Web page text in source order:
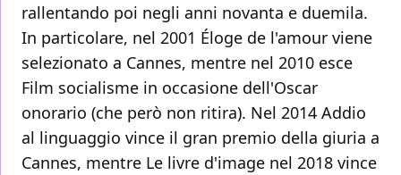
rallentando poi negli anni novanta e duemila.
In particolare, nel 2001 Éloge de l'amour viene
selezionato a Cannes, mentre nel 2010 esce
Film socialisme in occasione dell'Oscar
onorario (che però non ritira). Nel 2014 Addio
al linguaggio vince il gran premio della giuria a
Cannes, mentre Le livre d'image nel 2018 vince